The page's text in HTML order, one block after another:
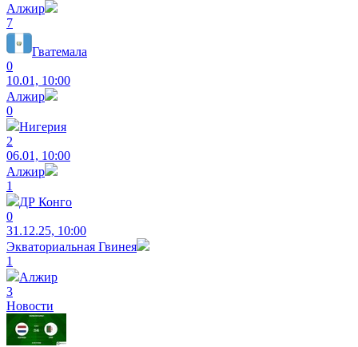
Алжир
7
Гватемала
0
10.01, 10:00
Алжир
0
Нигерия
2
06.01, 10:00
Алжир
1
ДР Конго
0
31.12.25, 10:00
Экваториальная Гвинея
1
Алжир
3
Новости